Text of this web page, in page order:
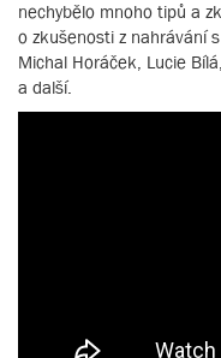
nechybělo mnoho tipů a
o zkušenosti z nahrávání
Michal Horáček, Lucie
a další.